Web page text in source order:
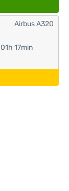
01h 17min
Airbus A320